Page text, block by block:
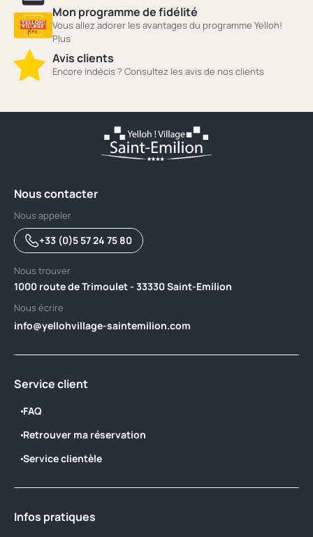
Mon programme de fidélité
Vous allez adorer les avantages du programme Yelloh!
Plus
Avis clients
Encore indécis ? Consultez les avis de nos clients
Nous contacter
Nous appeler
+33 (0)5 57 24 75 80
Nous trouver
1000 route de Trimoulet - 33330 Saint-Emilion
Nous écrire
info@yellohvillage-saintemilion.com
Service client
FAQ
Retrouver ma réservation
Service clientèle
Infos pratiques